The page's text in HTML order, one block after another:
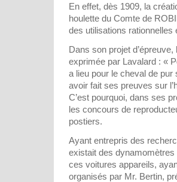
En effet, dès 1909, la
houlette du Comte de
des utilisations
Dans son projet
exprimée par Lavalard : «
a lieu pour le cheval de pur
avoir fait ses preuves sur
C’est pourquoi, dans ses
les concours de
postiers.
Ayant entrepris des
existait des
ces voitures appareils,
organisés par Mr. Bertin,